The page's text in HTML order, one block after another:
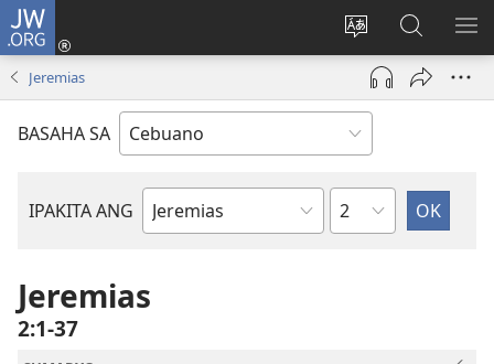
JW.ORG
Ilisi
ang
pinulongan
sa
site
Log
open
ug
window)
Pangitaa
sa
JW.ORG
Jeremias
BASAHA SA
IPAKITA ANG
Basahon
Kapitulo
Jeremias
2:1-37